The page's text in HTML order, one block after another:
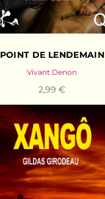
POINT DE LENDEMAIN
Vivant Denon
2,99 €